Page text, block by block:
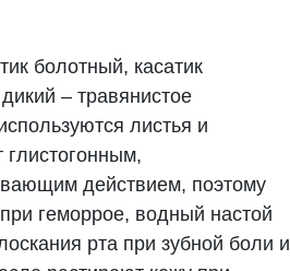
болотный, касатик
– травянистое
листья и
действием, поэтому
геморрое, водный настой
рта при зубной боли и